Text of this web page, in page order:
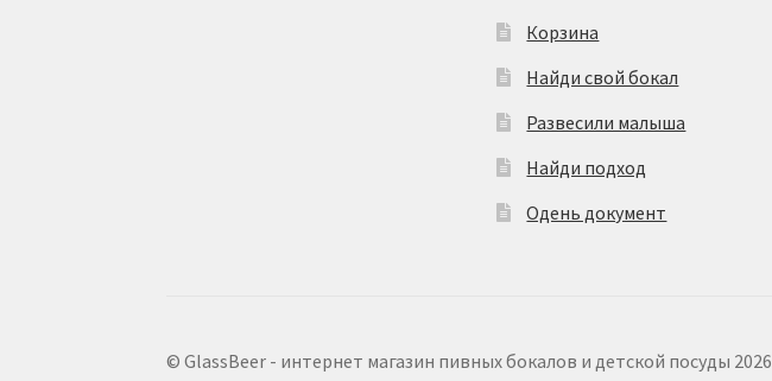
Корзина
Найди свой бокал
Развесили малыша
Найди подход
Одень документ
© GlassBeer - интернет магазин пивных бокалов и детской посуды 2026